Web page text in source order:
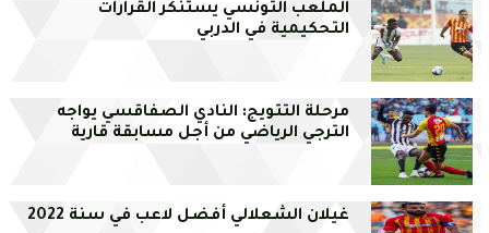
الملعب التونسي يستنكر القرارات
التحكيمية في الدربي
مرحلة التتويج: النادي الصفاقسي يواجه
الترجي الرياضي من أجل مسابقة قارية
غيلان الشعلالي أفضل لاعب في سنة 2022